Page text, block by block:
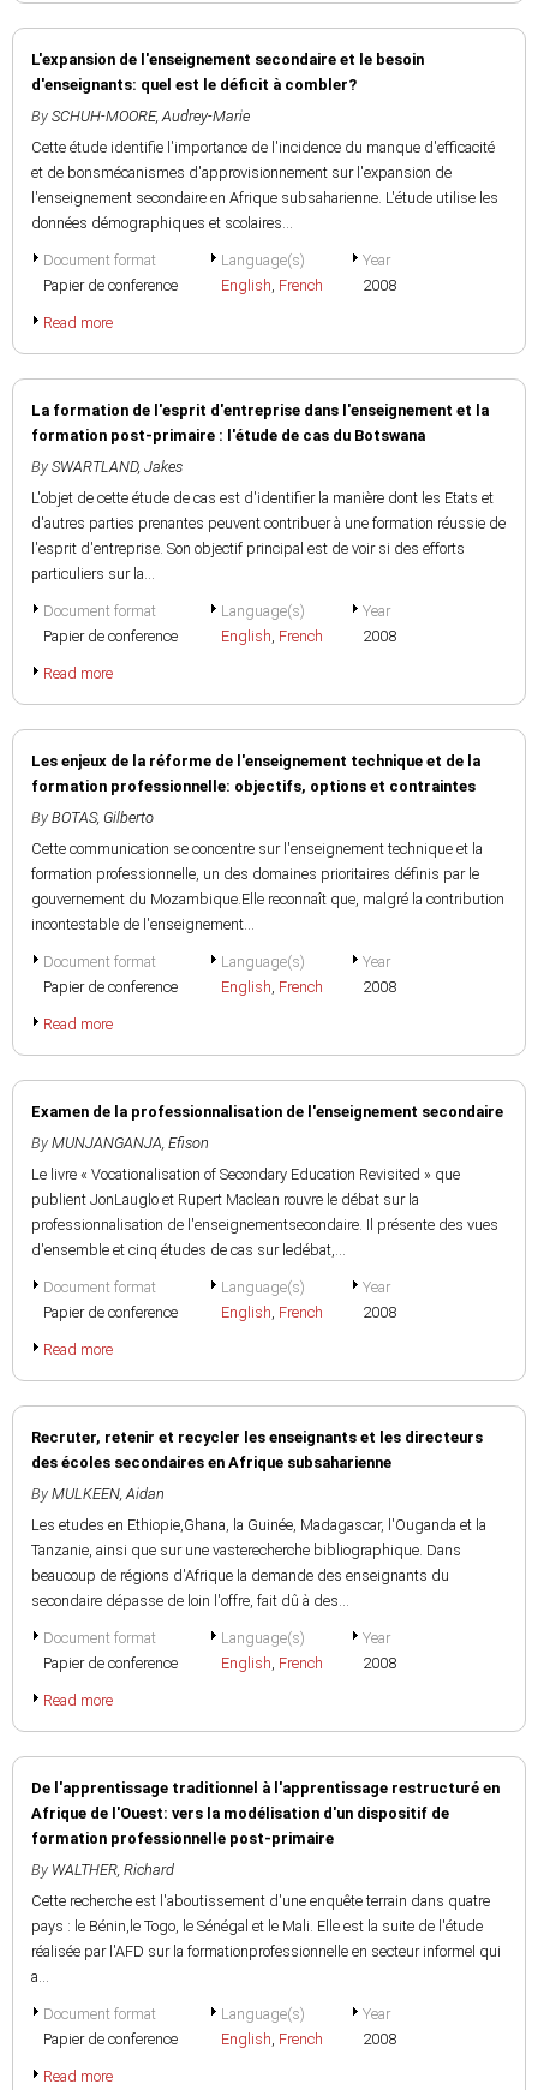
L'expansion de l'enseignement secondaire et le besoin
d'enseignants: quel est le déficit à combler?
By SCHUH-MOORE, Audrey-Marie
Cette étude identifie l'importance de l'incidence du manque d'efficacité
et de bonsmécanismes d'approvisionnement sur l'expansion de
l'enseignement secondaire en Afrique subsaharienne. L'étude utilise les
données démographiques et scolaires...
Document format
Papier de conference
Language(s)
English, French
Year
2008
Read more
La formation de l'esprit d'entreprise dans l'enseignement et la
formation post-primaire : l'étude de cas du Botswana
By SWARTLAND, Jakes
L'objet de cette étude de cas est d'identifier la manière dont les Etats et
d'autres parties prenantes peuvent contribuer à une formation réussie de
l'esprit d'entreprise. Son objectif principal est de voir si des efforts
particuliers sur la...
Document format
Papier de conference
Language(s)
English, French
Year
2008
Read more
Les enjeux de la réforme de l'enseignement technique et de la
formation professionnelle: objectifs, options et contraintes
By BOTAS, Gilberto
Cette communication se concentre sur l'enseignement technique et la
formation professionnelle, un des domaines prioritaires définis par le
gouvernement du Mozambique.Elle reconnaît que, malgré la contribution
incontestable de l'enseignement...
Document format
Papier de conference
Language(s)
English, French
Year
2008
Read more
Examen de la professionnalisation de l'enseignement secondaire
By MUNJANGANJA, Efison
Le livre « Vocationalisation of Secondary Education Revisited » que
publient JonLauglo et Rupert Maclean rouvre le débat sur la
professionnalisation de l'enseignementsecondaire. Il présente des vues
d'ensemble et cinq études de cas sur ledébat,...
Document format
Papier de conference
Language(s)
English, French
Year
2008
Read more
Recruter, retenir et recycler les enseignants et les directeurs
des écoles secondaires en Afrique subsaharienne
By MULKEEN, Aidan
Les etudes en Ethiopie,Ghana, la Guinée, Madagascar, l'Ouganda et la
Tanzanie, ainsi que sur une vasterecherche bibliographique. Dans
beaucoup de régions d'Afrique la demande des enseignants du
secondaire dépasse de loin l'offre, fait dû à des...
Document format
Papier de conference
Language(s)
English, French
Year
2008
Read more
De l'apprentissage traditionnel à l'apprentissage restructuré en
Afrique de l'Ouest: vers la modélisation d'un dispositif de
formation professionnelle post-primaire
By WALTHER, Richard
Cette recherche est l'aboutissement d'une enquête terrain dans quatre
pays : le Bénin,le Togo, le Sénégal et le Mali. Elle est la suite de l'étude
réalisée par l'AFD sur la formationprofessionnelle en secteur informel qui
a...
Document format
Papier de conference
Language(s)
English, French
Year
2008
Read more